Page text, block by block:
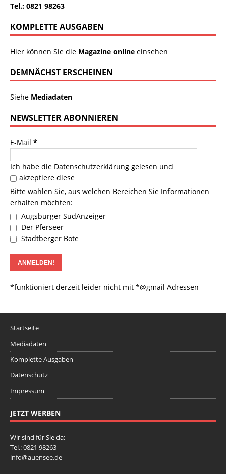
Tel.: 0821 98263
KOMPLETTE AUSGABEN
Hier können Sie die Magazine online einsehen
DEMNÄCHST ERSCHEINEN
Siehe Mediadaten
NEWSLETTER ABONNIEREN
E-Mail *
Ich habe die Datenschutzerklärung gelesen und
akzeptiere diese
Bitte wählen Sie, aus welchen Bereichen Sie Informationen
erhalten möchten:
Augsburger SüdAnzeiger
Der Pferseer
Stadtberger Bote
*funktioniert derzeit leider nicht mit *@gmail Adressen
Startseite
Mediadaten
Komplette Ausgaben
Datenschutz
Impressum
JETZT WERBEN
Wir sind für Sie da:
Tel.: 0821 98263
info@auensee.de